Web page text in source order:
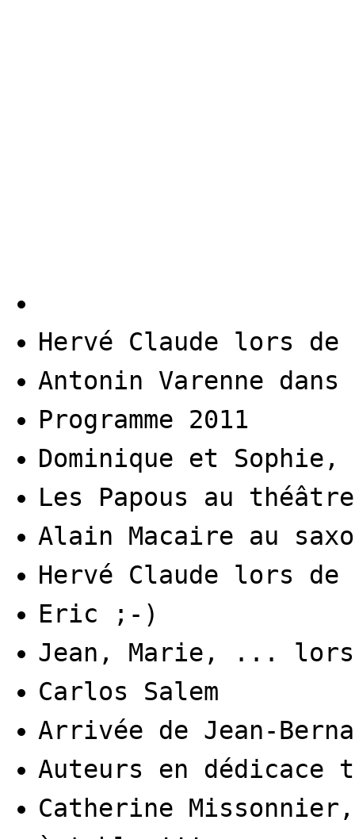
Hervé Claude lors
Antonin Varenne
Programme 2011
Dominique et
Les Papous au
Alain Macaire au
Hervé Claude lors
Eric ;-)
Jean, Marie, ...
Carlos Salem
Arrivée de Jean-
Auteurs en dédicace
Catherine